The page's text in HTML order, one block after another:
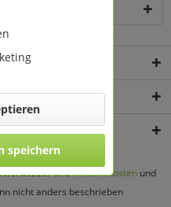
undVersandkostenund
nicht anders beschrieben
speichern